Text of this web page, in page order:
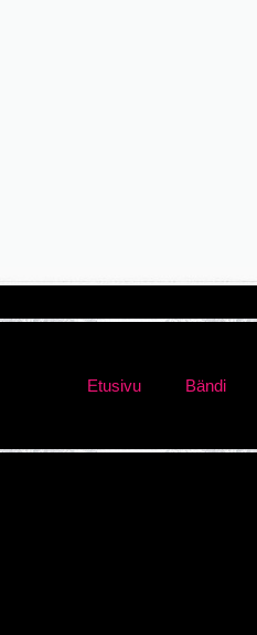
Etusivu Bändi